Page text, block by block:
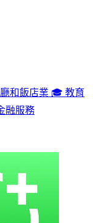
和飯店業 🎓 教育
融服務